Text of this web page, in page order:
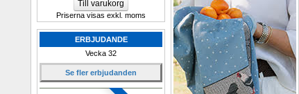
Till varukorg
Priserna visas exkl. moms
ERBJUDANDE
Vecka 32
Se fler erbjudanden